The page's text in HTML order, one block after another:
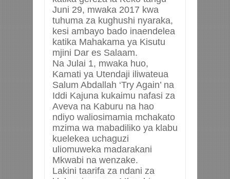
Juni 29, mwaka 2017 kwa
tuhuma za kughushi nyaraka,
kesi ambayo bado inaendelea
katika Mahakama ya Kisutu
mjini Dar es Salaam.
Na Julai 1, mwaka huo,
Kamati ya Utendaji iliwateua
Salum Abdallah ‘Try Again’ na
Iddi Kajuna kukaimu nafasi za
Aveva na Kaburu na hao
ndiyo waliosimamia mchakato
mzima wa mabadiliko ya klabu
kuelekea uchaguzi
uliomuweka madarakani
Mkwabi na wenzake.
Lakini taarifa za ndani za